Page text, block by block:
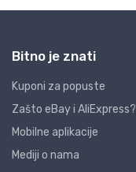
Bitno je znati
Kuponi za popuste
Zašto eBay i AliExpress?
Mobilne aplikacije
Mediji o nama